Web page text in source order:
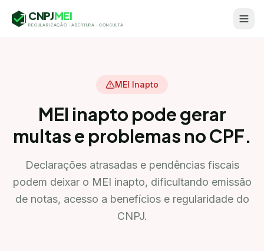
CNPJMEI
REGULARIZAÇÃO · ABERTURA · CONSULTA
MEI Inapto
MEI inapto pode gerar
multas e problemas no CPF.
Declarações atrasadas e pendências fiscais
podem deixar o MEI inapto, dificultando emissão
de notas, acesso a benefícios e regularidade do
CNPJ.